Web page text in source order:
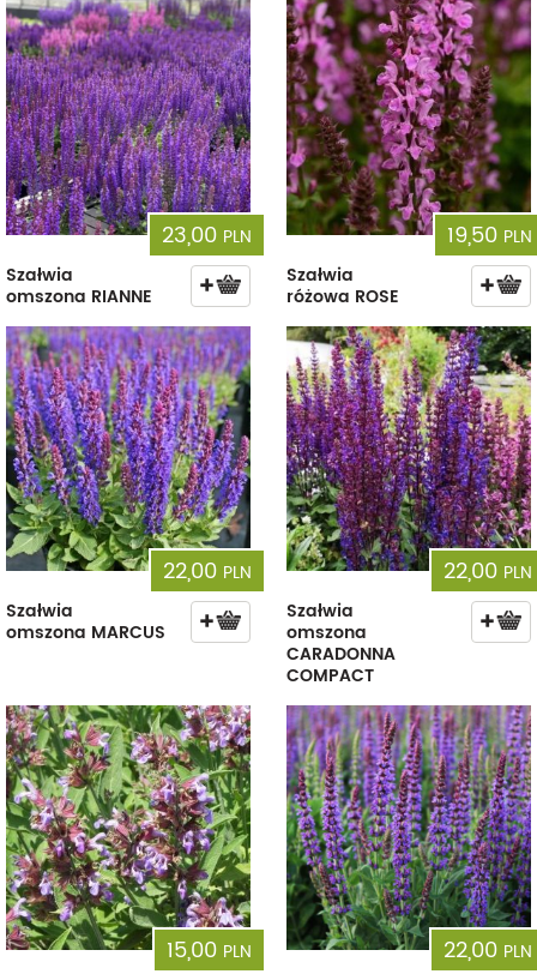
23,00 PLN
Szałwia
omszona RIANNE
19,50 PLN
Szałwia
różowa ROSE
22,00 PLN
Szałwia
omszona MARCUS
22,00 PLN
Szałwia
omszona
CARADONNA
COMPACT
15,00 PLN
22,00 PLN